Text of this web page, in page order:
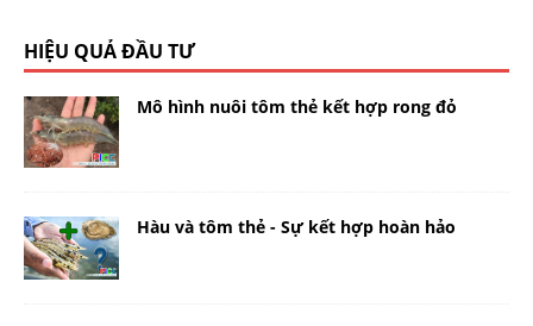
HIỆU QUẢ ĐẦU TƯ
Mô hình nuôi tôm thẻ kết hợp rong đỏ
Hàu và tôm thẻ - Sự kết hợp hoàn hảo